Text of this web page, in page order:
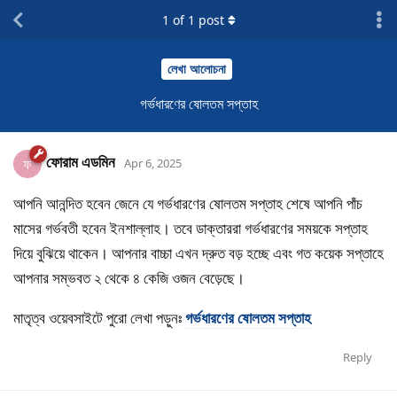
লেখা আলোচনা
গর্ভধারণের ষোলতম সপ্তাহ
1 of 1 post
ফ ফোরাম এডমিন Apr 6, 2025
আপনি আনন্দিত হবেন জেনে যে গর্ভধারণের ষোলতম সপ্তাহ শেষে আপনি পাঁচ
মাসের গর্ভবতী হবেন ইনশাল্লাহ। তবে ডাক্তাররা গর্ভধারণের সময়কে সপ্তাহ
দিয়ে বুঝিয়ে থাকেন। আপনার বাচ্চা এখন দ্রুত বড় হচ্ছে এবং গত কয়েক সপ্তাহে
আপনার সম্ভবত ২ থেকে ৪ কেজি ওজন বেড়েছে।
মাতৃত্ব ওয়েবসাইটে পুরো লেখা পড়ুনঃগর্ভধারণের ষোলতম সপ্তাহ
Reply